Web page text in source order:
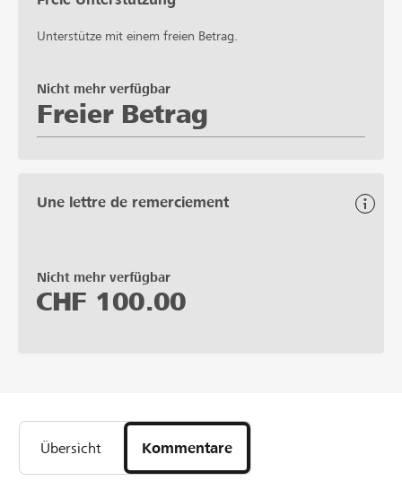
Unterstütze mit einem freien Betrag.
Freier Betrag
Nicht mehr verfügbar
Une lettre de remerciement
Nicht mehr verfügbar
CHF 100.00
Übersicht Kommentare